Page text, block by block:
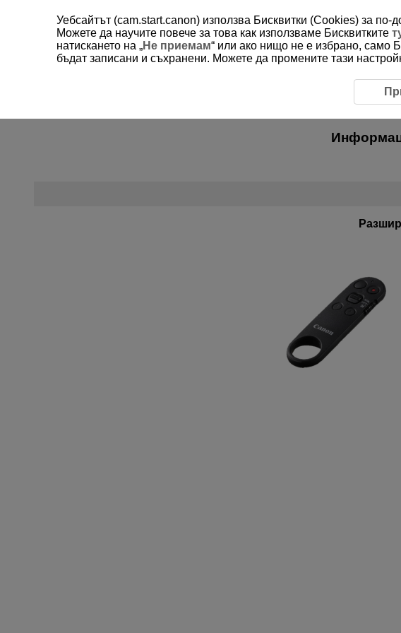
За
Уебсайтът (cam.start.canon) използва Бисквитки (Cookies) за
Можете да научите повече за това как използваме Бисквитките
натискането на „Не приемам“ или ако нищо не е избрано, само
бъдат записани и съхранени. Можете да промените тази